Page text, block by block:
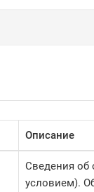
Описание
Сведения об
условием).